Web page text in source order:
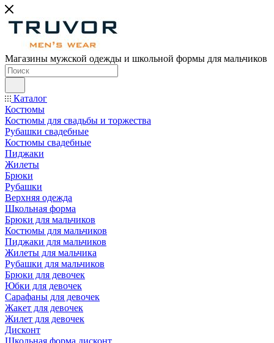
Магазины мужской одежды и школьной формы для мальчиков
Каталог
Костюмы
Костюмы для свадьбы и торжества
Рубашки свадебные
Костюмы свадебные
Пиджаки
Жилеты
Брюки
Рубашки
Верхняя одежда
Школьная форма
Брюки для мальчиков
Костюмы для мальчиков
Пиджаки для мальчиков
Жилеты для мальчика
Рубашки для мальчиков
Брюки для девочек
Юбки для девочек
Сарафаны для девочек
Жакет для девочек
Жилет для девочек
Дисконт
Школьная форма дисконт